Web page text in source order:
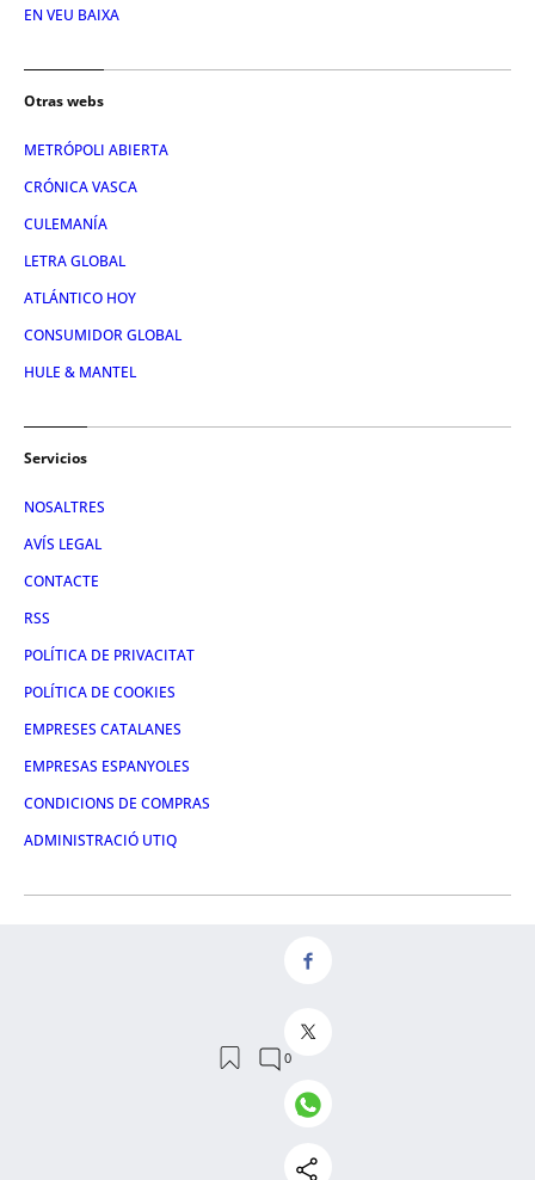
EN VEU BAIXA
Otras webs
METRÓPOLI ABIERTA
CRÓNICA VASCA
CULEMANÍA
LETRA GLOBAL
ATLÁNTICO HOY
CONSUMIDOR GLOBAL
HULE & MANTEL
Servicios
NOSALTRES
AVÍS LEGAL
CONTACTE
RSS
POLÍTICA DE PRIVACITAT
POLÍTICA DE COOKIES
EMPRESES CATALANES
EMPRESAS ESPANYOLES
CONDICIONS DE COMPRAS
ADMINISTRACIÓ UTIQ